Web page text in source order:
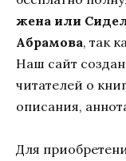
жена или
Абрамова, так
Наш сайт
читателей о
описания,
Для